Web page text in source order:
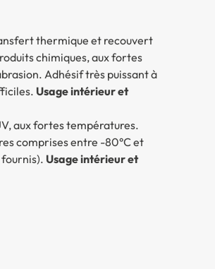
thermique et recouvert
chimiques, aux fortes
Adhésif très puissant à
Usage intérieur et
aux fortes températures.
comprises entre -80°C et
fournis). Usage intérieur et